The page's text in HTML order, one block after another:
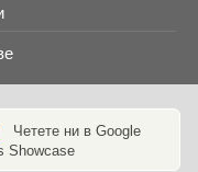
Четете ни в Google
Showcase